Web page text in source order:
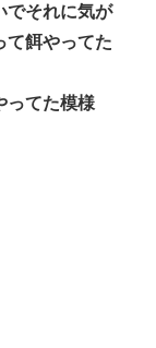
でそれに気が
て餌やってた
ってた模様